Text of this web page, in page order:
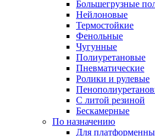
Большегрузные
Нейлоновые
Термостойкие
Фенольные
Чугунные
Полиуретановые
Пневматические
Ролики и рулевые
С литой резиной
Бескамерные
По назначению
Для